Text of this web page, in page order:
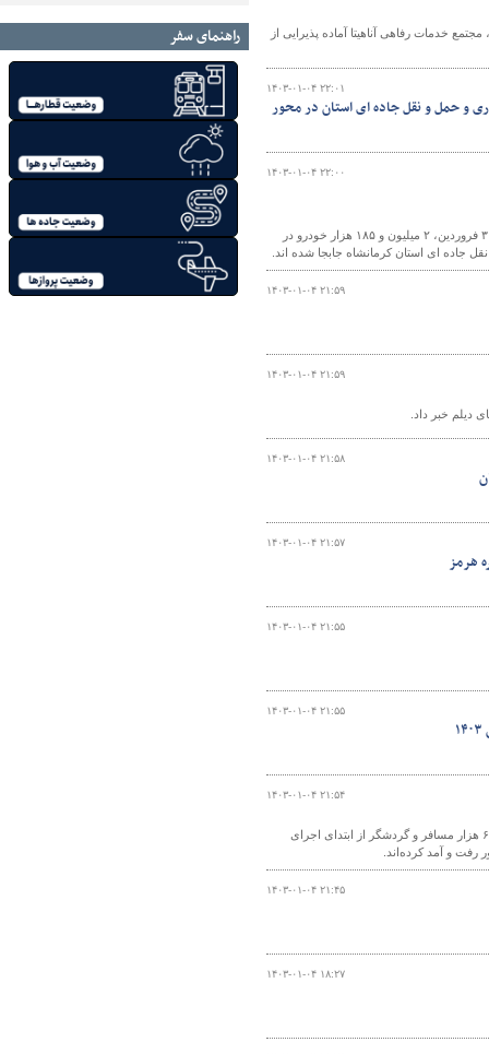
راهنمای سفر خدمات رفاهی آناهیتا آماده پذیرایی از
۱۴۰۳-۰۱-۰۴ ۲۲:۰۱
و حمل و نقل جاده ای استان در محور
۱۴۰۳-۰۱-۰۴ ۲۲:۰۰
مدیرکل راهداری و حمل و نقل جاده ای استان کرمانشاه گفت: از ابتدای فروردین ۱۴۰۳ تا ۳ فروردین، ۲ میلیون و ۱۸۵ هزار خودرو در
۱۴۰۳-۰۱-۰۴ ۲۱:۵۹
۱۴۰۳-۰۱-۰۴ ۲۱:۵۹
۱۴۰۳-۰۱-۰۴ ۲۱:۵۸
۱۴۰۳-۰۱-۰۴ ۲۱:۵۷
هرمز
۱۴۰۳-۰۱-۰۴ ۲۱:۵۵
۱۴۰۳-۰۱-۰۴ ۲۱:۵۵
۱۴۰۳-۰۱-۰۴ ۲۱:۵۴
سخنگوی سفرهای دریایی سازمان بنادر و دریانوردی در نوروز ۱۴۰۳ گفت: یک میلیون و ۶۵۰ هزار مسافر و گردشگر از ابتدای اجرای
و آمد کرده‌اند.
۱۴۰۳-۰۱-۰۴ ۲۱:۴۵
۱۴۰۳-۰۱-۰۴ ۱۸:۲۷